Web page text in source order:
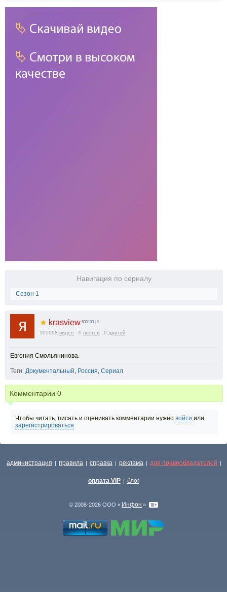
Навигация по сериалу
Сезон 1
★ krasview 500103 | 0
105098 видео 0 постов 0 друзей
Евгения Смольянинова.
Теги: Документальный, Россия, Сериал
Комментарии 0
Чтобы читать, писать и оценивать комментарии нужно войти или
зарегистрироваться
администрация | правила | справка | реклама | для правообладателей |
оплата VIP | блог
© 2008-2026 ООО « Инфон »